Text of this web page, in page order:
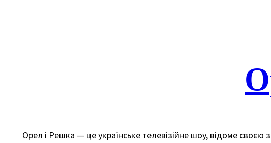
Орел і Решка — це українське телевізійне шоу, відоме